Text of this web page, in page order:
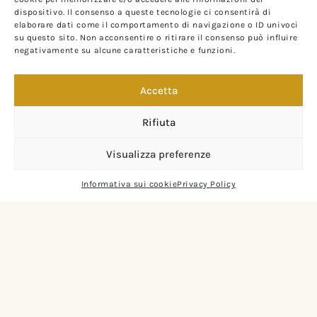
dispositivo. Il consenso a queste tecnologie ci consentirà di
elaborare dati come il comportamento di navigazione o ID univoci
su questo sito. Non acconsentire o ritirare il consenso può influire
negativamente su alcune caratteristiche e funzioni.
Accetta
Rifiuta
Visualizza preferenze
Informativa sui cookiePrivacy Policy